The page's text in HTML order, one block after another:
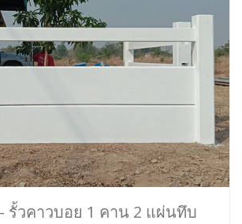
รั้วคาวบอย 1 คาน 2 แผ่นทึบ